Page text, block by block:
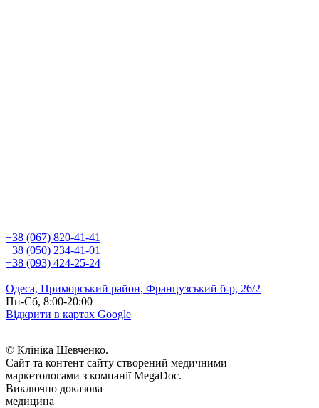
+38 (067) 820-41-41
+38 (050) 234-41-01
+38 (093) 424-25-24
Одеса, Приморський район, Французський б-р, 26/2
Пн-Сб, 8:00-20:00
Відкрити в картах Google
© Клініка Шевченко.
Сайт та контент сайту створений медичними
маркетологами з компанії MegaDoc.
Виключно доказова
медицина